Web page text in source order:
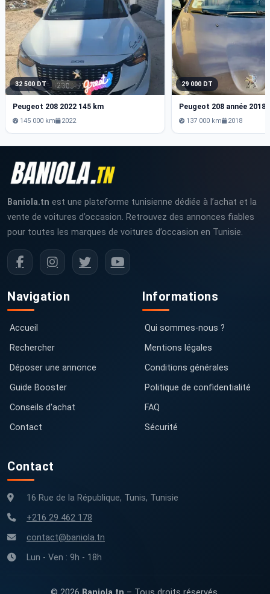
32 500 DT
Peugeot 208 2022 145 km
145 000 km 2022
29 000 DT
137 000 km 2018
Baniola.tn est une plateforme tunisienne dédiée à l’achat et la
vente de voitures d’occasion. Retrouvez des annonces fiables
pour toutes les marques de voitures d’occasion en Tunisie.
Navigation
Accueil
Rechercher
Déposer une annonce
Guide Booster
Conseils d'achat
Contact
Informations
Qui sommes-nous ?
Mentions légales
Conditions générales
Politique de confidentialité
FAQ
Sécurité
Contact
16 Rue de la République, Tunis, Tunisie
+216 29 462 178
contact@baniola.tn
Lun - Ven : 9h - 18h